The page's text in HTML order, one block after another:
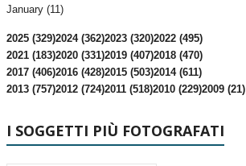
January (11)
2025 (329)2024 (362)2023 (320)2022 (495)
2021 (183)2020 (331)2019 (407)2018 (470)
2017 (406)2016 (428)2015 (503)2014 (611)
2013 (757)2012 (724)2011 (518)2010 (229)2009 (21)
I SOGGETTI PIÙ FOTOGRAFATI